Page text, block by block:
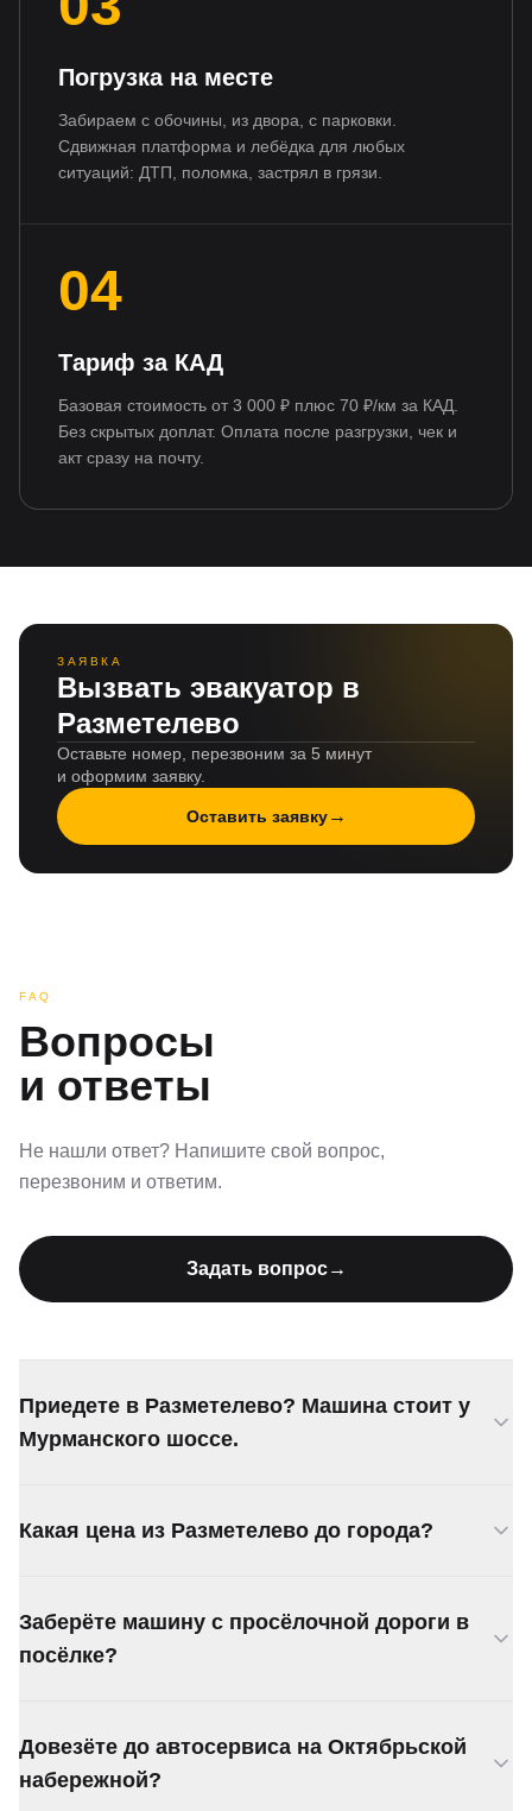
Погрузка на месте
Забираем с обочины, из двора, с парковки.
Сдвижная платформа и лебёдка для любых
ситуаций: ДТП, поломка, застрял в грязи.
04
Тариф за КАД
Базовая стоимость от 3 000 ₽ плюс 70 ₽/км за КАД.
Без скрытых доплат. Оплата после разгрузки, чек и
акт сразу на почту.
ЗАЯВКА
Вызвать эвакуатор в
Разметелево
Оставьте номер, перезвоним за 5 минут
и оформим заявку.
Оставить заявку→
FAQ
Вопросы
и ответы
Не нашли ответ? Напишите свой вопрос,
перезвоним и ответим.
Задать вопрос→
Приедете в Разметелево? Машина стоит у
Мурманского шоссе.
Мурманскому шоссе.
Какая цена из Разметелево до города?
точную сумму при звонке.
Заберёте машину с просёлочной дороги в
посёлке?
дорог без покрытия.
Довезёте до автосервиса на Октябрьской
набережной?